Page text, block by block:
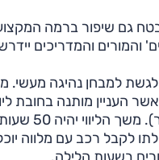
גם שיפור ברמה
והמורים והמדריכים
לתחילת הלימודים בגיל 16 וחצי כאשר בגיל 17 ניתן יהיה לגשת
היתר נהיגה מיוחד שיאפשר לו לנהוג ברכב עד גיל 17 וחצי כאשר
במשך חצי שנה, שלושה
מי שאין ביכולתו לקבל רכב עם